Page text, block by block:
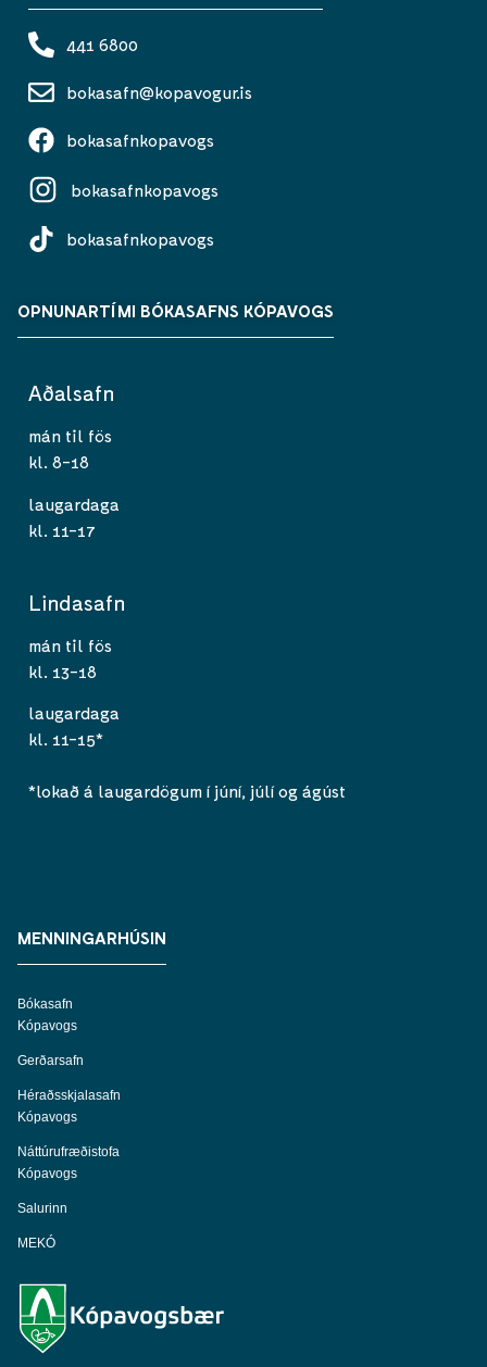
441 6800
bokasafn@kopavogur.is
bokasafnkopavogs
bokasafnkopavogs
bokasafnkopavogs
OPNUNARTÍMI BÓKASAFNS KÓPAVOGS
Aðalsafn
mán til fös
kl. 8-18
laugardaga
kl. 11-17
Lindasafn
mán til fös
kl. 13-18
laugardaga
kl. 11-15*
*lokað á laugardögum í júní, júlí og ágúst
MENNINGARHÚSIN
Bókasafn
Kópavogs
Gerðarsafn
Héraðsskjalasafn
Kópavogs
Náttúrufræðistofa
Kópavogs
Salurinn
MEKÓ